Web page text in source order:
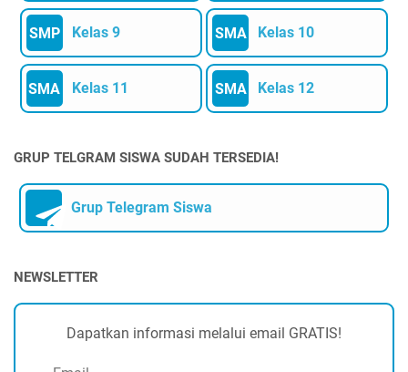
SMP Kelas 9 SMA Kelas 10
SMA Kelas 11 SMA Kelas 12
GRUP TELGRAM SISWA SUDAH TERSEDIA!
Grup Telegram Siswa
NEWSLETTER
Dapatkan informasi melalui email GRATIS!